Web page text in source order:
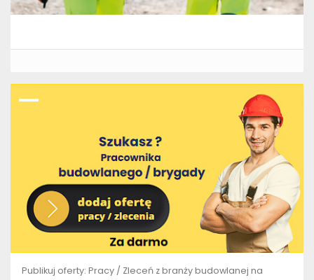
Publikuj oferty: Pracy / Zleceń z branży budowlanej na